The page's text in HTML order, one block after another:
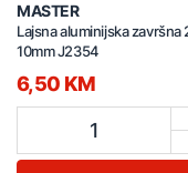
MASTER
Lajsna aluminijska završna
10mm J2354
6,50 KM
1